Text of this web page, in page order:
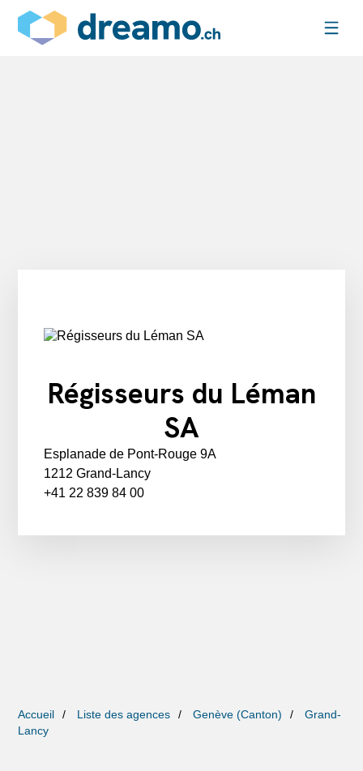
Régisseurs du Léman
SA
Esplanade de Pont-Rouge 9A
1212 Grand-Lancy
+41 22 839 84 00
Accueil Liste des agences Genève (Canton)
Grand-
Lancy